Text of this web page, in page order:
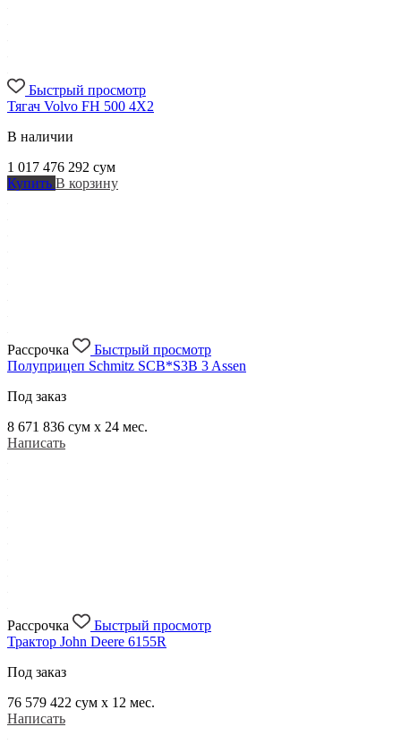
Быстрый просмотр
Тягач Volvo FH 500 4X2
В наличии
1 017 476 292 сум
Купить В корзину
Рассрочка
Быстрый просмотр
Полуприцеп Schmitz SCB*S3B 3 Assen
Под заказ
8 671 836 сум x 24 мес.
Написать
Рассрочка
Быстрый просмотр
Трактор John Deere 6155R
Под заказ
76 579 422 сум x 12 мес.
Написать